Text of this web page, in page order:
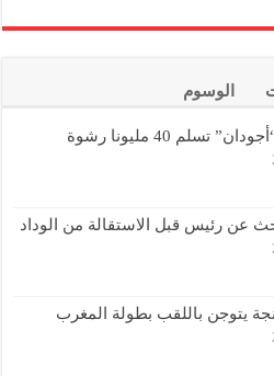
الوسوم
عن رئيس قبل الاستقالة من الوداد
يتوجن باللقب بطولة المغرب